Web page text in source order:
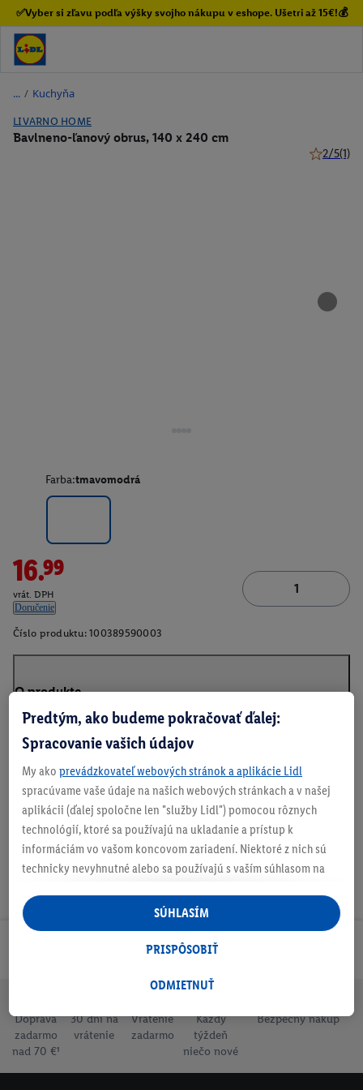
✅Vyber si zľavu podľa výšky svojho nákupu v eshope. Ušetri až 15€!💰
/ Kuchyňa
LIVARNO HOME
Bavlneno-ľanový obrus, 140 x 240 cm
2/5(1)
Farba:tmavomodrá
16.99
vrát. DPH
Doručenie
Číslo produktu: 100389590003
O produkte
Podrobnosti o bezpečnosti produktu
Odoberaj Newsletter!
Doprava
zadarmo
nad 70 €¹
30 dní na
vrátenie
Vrátenie
zadarmo
Každý
týždeň
niečo nové
Bezpečný nákup
Predtým, ako budeme pokračovať ďalej:
Spracovanie vašich údajov
My ako prevádzkovateľ webových stránok a aplikácie Lidl
spracúvame vaše údaje na našich webových stránkach a v našej
aplikácii (ďalej spoločne len "služby Lidl") pomocou rôznych
technológií, ktoré sa používajú na ukladanie a prístup k
informáciám vo vašom koncovom zariadení. Niektoré z nich sú
technicky nevyhnutné alebo sa používajú s vaším súhlasom na
personalizovanú reklamu v rámci služieb Lidl aj mimo nich. Ak
ste účastníkom programu Lidl Plus, na tieto účely sa spracúvajú
aj údaje z vášho nákupného správania v obchode.
následne si vytvoríte účet Lidl Plus alebo sa prihlásite do svojho
tiež vytvoriť špeciálny online identifikátor z e-mailovej adresy,
ktorú tam uvediete, aby sme vás mohli rozpoznať v službách
ODMIETNUŤ
PRISPÔSOBIŤ
SÚHLASÍM